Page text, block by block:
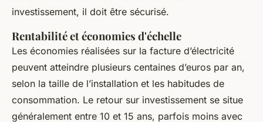
investissement, il doit être sécurisé.
Rentabilité et économies d'échelle
Les économies réalisées sur la facture d’électricité
peuvent atteindre plusieurs centaines d’euros par an,
selon la taille de l’installation et les habitudes de
consommation. Le retour sur investissement se situe
généralement entre 10 et 15 ans, parfois moins avec